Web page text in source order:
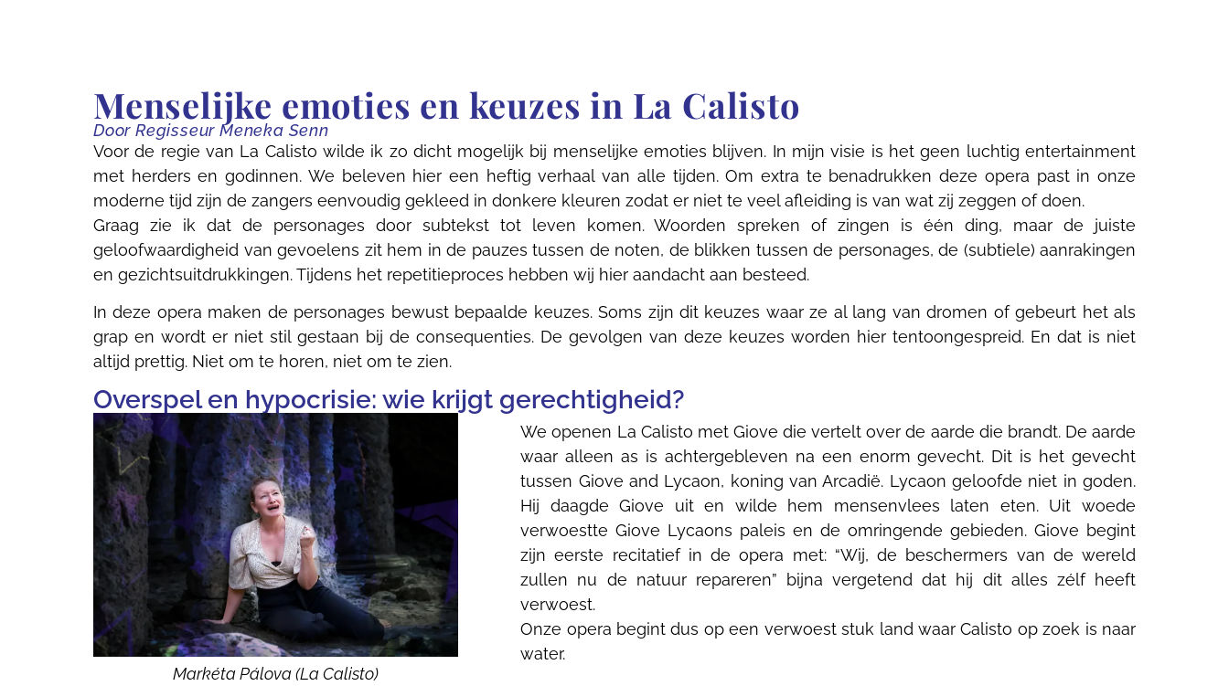
Menselijke emoties en keuzes in La Calisto
Door Regisseur Meneka Senn
Voor de regie van La Calisto wilde ik zo dicht mogelijk bij menselijke emoties blijven. In mijn visie is het geen luchtig entertainment
met herders en godinnen. We beleven hier een heftig verhaal van alle tijden. Om extra te benadrukken deze opera past in onze
moderne tijd zijn de zangers eenvoudig gekleed in donkere kleuren zodat er niet te veel afleiding is van wat zij zeggen of doen.
Graag zie ik dat de personages door subtekst tot leven komen. Woorden spreken of zingen is één ding, maar de juiste
geloofwaardigheid van gevoelens zit hem in de pauzes tussen de noten, de blikken tussen de personages, de (subtiele) aanrakingen
en gezichtsuitdrukkingen. Tijdens het repetitieproces hebben wij hier aandacht aan besteed.
In deze opera maken de personages bewust bepaalde keuzes. Soms zijn dit keuzes waar ze al lang van dromen of gebeurt het als
grap en wordt er niet stil gestaan bij de consequenties. De gevolgen van deze keuzes worden hier tentoongespreid. En dat is niet
altijd prettig. Niet om te horen, niet om te zien.
Overspel en hypocrisie: wie krijgt gerechtigheid?
Markéta Pálova (La Calisto)
We openen La Calisto met Giove die vertelt over de aarde die brandt. De aarde
waar alleen as is achtergebleven na een enorm gevecht. Dit is het gevecht
tussen Giove and Lycaon, koning van Arcadië. Lycaon geloofde niet in goden.
Hij daagde Giove uit en wilde hem mensenvlees laten eten. Uit woede
verwoestte Giove Lycaons paleis en de omringende gebieden. Giove begint
zijn eerste recitatief in de opera met: “Wij, de beschermers van de wereld
zullen nu de natuur repareren” bijna vergetend dat hij dit alles zélf heeft
verwoest.
Onze opera begint dus op een verwoest stuk land waar Calisto op zoek is naar
water.